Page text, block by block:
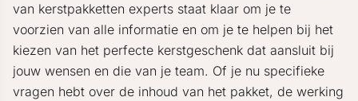
van kerstpakketten experts staat klaar om je te
voorzien van alle informatie en om je te helpen bij het
kiezen van het perfecte kerstgeschenk dat aansluit bij
jouw wensen en die van je team. Of je nu specifieke
vragen hebt over de inhoud van het pakket, de werking